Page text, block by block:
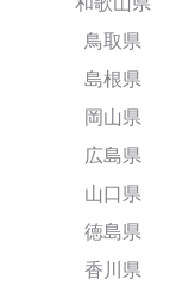
鳥取県
島根県
岡山県
広島県
山口県
徳島県
香川県